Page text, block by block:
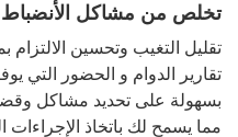
تخلص من مشاكل الأنضباط و
تقليل التغيب وتحسين الالتزام
تقارير الدوام و الحضور التي
بسهولة على تحديد مشاكل
مما يسمح لك باتخاذ